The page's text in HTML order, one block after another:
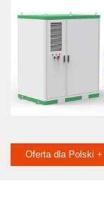
Oferta dla Polski +